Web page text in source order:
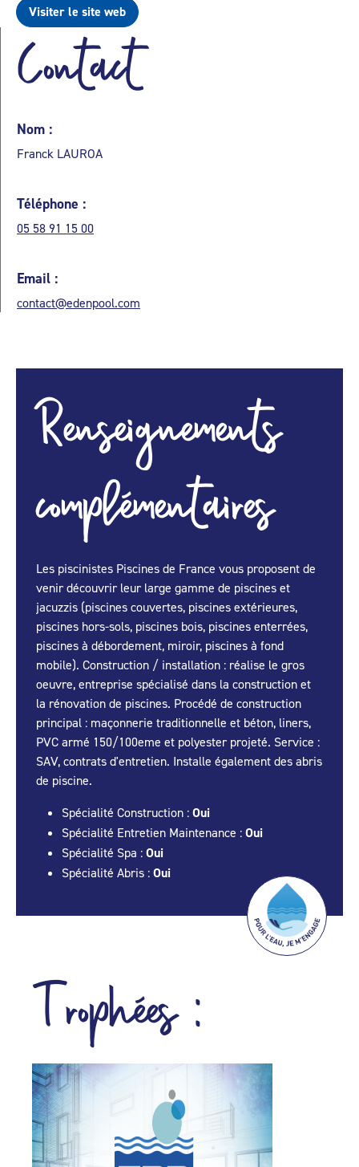
Visiter le site web
Contact
Nom :
Franck LAUROA
Téléphone :
05 58 91 15 00
Email :
contact@edenpool.com
Renseignements
complémentaires
Les piscinistes Piscines de France vous proposent de
venir découvrir leur large gamme de piscines et
jacuzzis (piscines couvertes, piscines extérieures,
piscines hors-sols, piscines bois, piscines enterrées,
piscines à débordement, miroir, piscines à fond
mobile). Construction / installation : réalise le gros
oeuvre, entreprise spécialisé dans la construction et
la rénovation de piscines. Procédé de construction
principal : maçonnerie traditionnelle et béton, liners,
PVC armé 150/100eme et polyester projeté. Service :
SAV, contrats d'entretien. Installe également des abris
de piscine.
Spécialité Construction : Oui
Spécialité Entretien Maintenance : Oui
Spécialité Spa : Oui
Spécialité Abris : Oui
Trophées :